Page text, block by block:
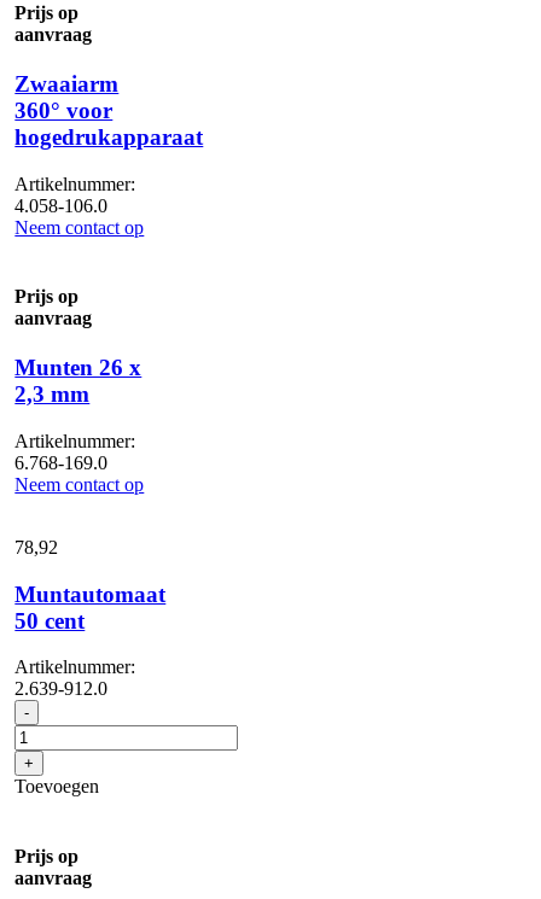
Prijs op
aanvraag
Zwaaiarm
360° voor
hogedrukapparaat
Artikelnummer:
4.058-106.0
Neem contact op
Prijs op
aanvraag
Munten 26 x
2,3 mm
Artikelnummer:
6.768-169.0
Neem contact op
78,92
Muntautomaat
50 cent
Artikelnummer:
2.639-912.0
- Muntautomaat
50
cent
aantal
+
Toevoegen
Prijs op
aanvraag